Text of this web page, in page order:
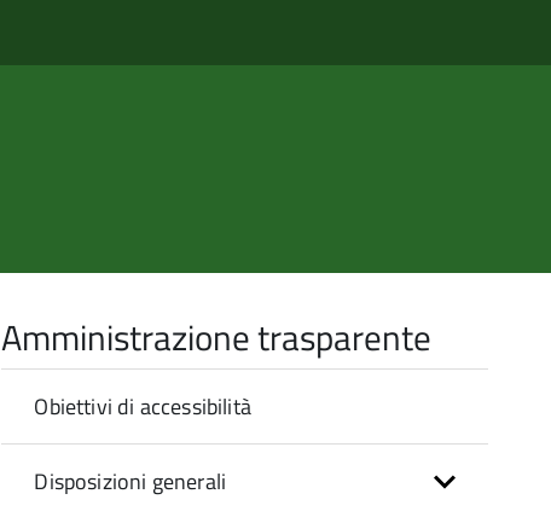
Amministrazione trasparente
Obiettivi di accessibilità
Disposizioni generali